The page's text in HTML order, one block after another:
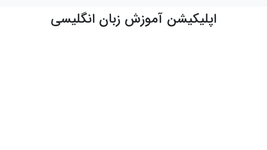
اپلیکیشن آموزش زبان انگلیسی